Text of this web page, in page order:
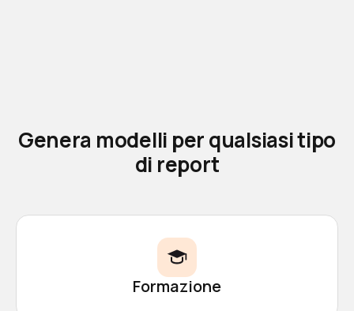
Genera modelli per qualsiasi tipo
di report
Formazione